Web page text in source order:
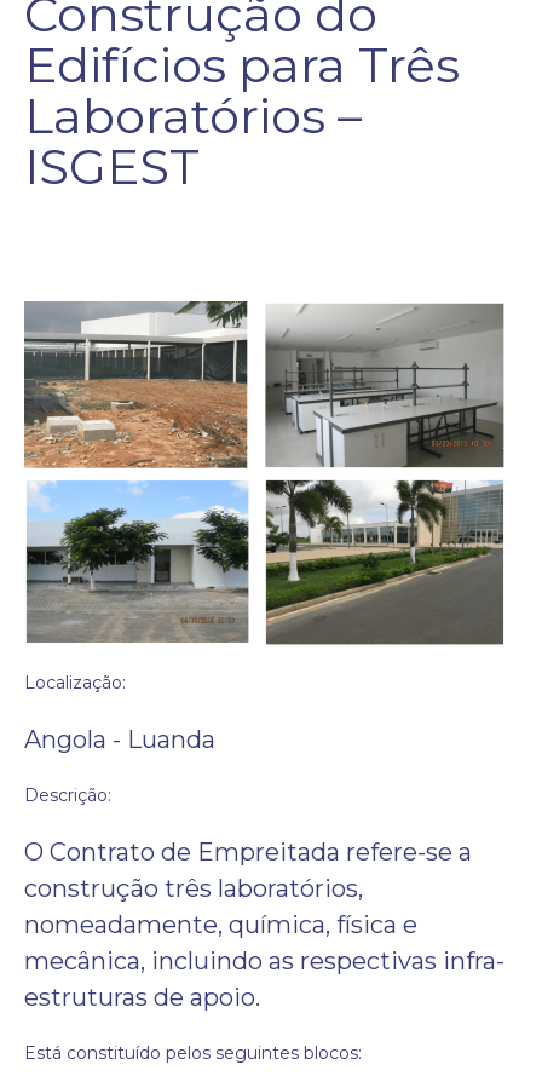
Construção do
Edifícios para Três
Laboratórios –
ISGEST
Localização:
Angola - Luanda
Descrição:
O Contrato de Empreitada refere-se a
construção três laboratórios,
nomeadamente, química, física e
mecânica, incluindo as respectivas infra-
estruturas de apoio.
Está constituído pelos seguintes blocos: